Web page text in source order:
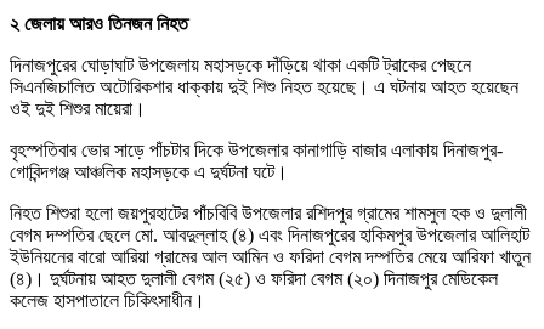
২ জেলায় আরও তিনজন নিহত
দিনাজপুরের ঘোড়াঘাট উপজেলায় মহাসড়কে দাঁড়িয়ে থাকা একটি ট্রাকের পেছনে
সিএনজিচালিত অটোরিকশার ধাক্কায় দুই শিশু নিহত হয়েছে। এ ঘটনায় আহত হয়েছেন
ওই দুই শিশুর মায়েরা।
বৃহস্পতিবার ভোর সাড়ে পাঁচটার দিকে উপজেলার কানাগাড়ি বাজার এলাকায় দিনাজপুর-
গোবিন্দগঞ্জ আঞ্চলিক মহাসড়কে এ দুর্ঘটনা ঘটে।
নিহত শিশুরা হলো জয়পুরহাটের পাঁচবিবি উপজেলার রশিদপুর গ্রামের শামসুল হক ও দুলালী
বেগম দম্পতির ছেলে মো. আবদুল্লাহ (৪) এবং দিনাজপুরের হাকিমপুর উপজেলার আলিহাট
ইউনিয়নের বারো আরিয়া গ্রামের আল আমিন ও ফরিদা বেগম দম্পতির মেয়ে আরিফা খাতুন
(৪)। দুর্ঘটনায় আহত দুলালী বেগম (২৫) ও ফরিদা বেগম (২০) দিনাজপুর মেডিকেল
কলেজ হাসপাতালে চিকিৎসাধীন।